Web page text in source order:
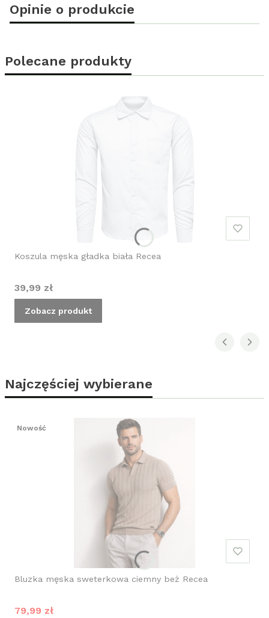
Opinie o produkcie
Polecane produkty
Koszula męska gładka biała Recea
Cena
39,99 zł
Zobacz produkt
Najczęściej wybierane
Nowość
Bluzka męska sweterkowa ciemny beż Recea
Cena promocyjna
79,99 zł